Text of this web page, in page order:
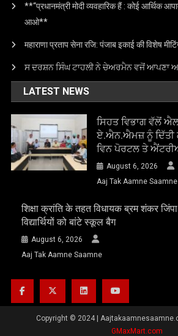
**“प्रधानमंत्री मोदी व्यवहारिक हैं : कोई आर्थिक
आओ**
महाराणा प्रताप सेना रजि: पंजाब इकाई की विशेष
ਸ ਦਰਸ਼ਨ ਸਿੰਘ ਟਾਹਲੀ ਨੇ ਚੇਅਰਮੈਨ ਵਜੋਂ ਆਪਣਾ
LATEST NEWS
ਸਿਹਤ ਵਿਭਾਗ ਵੱਲੋਂ
ਏ.ਐਨ.ਐਮਜ਼ ਨੂੰ
ਵਿਨ ਪੋਰਟਲ ਤੇ
August 6, 2026
Aaj Tak Aamne Saamne
शिक्षा क्रांति के तहत विधायक ब्रम शंकर
विद्यार्थियों को बांटे स्कूल बैग
August 6, 2026
Aaj Tak Aamne Saamne
Copyright © 2024 |
GMaxMart.com